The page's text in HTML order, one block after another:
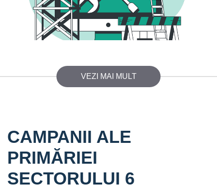
VEZI MAI MULT
CAMPANII ALE
PRIMĂRIEI
SECTORULUI 6